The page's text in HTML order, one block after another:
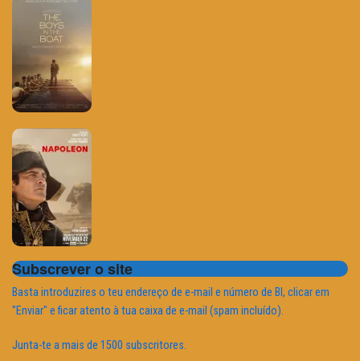
Subscrever o site
Basta introduzires o teu endereço de e-mail e número de BI, clicar em
"Enviar" e ficar atento à tua caixa de e-mail (spam incluído).
Junta-te a mais de 1500 subscritores.